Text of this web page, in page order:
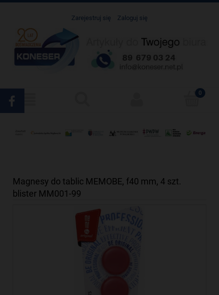
Zarejestruj się Zaloguj się
Magnesy do tablic MEMOBE, f40 mm, 4 szt.
blister MM001-99